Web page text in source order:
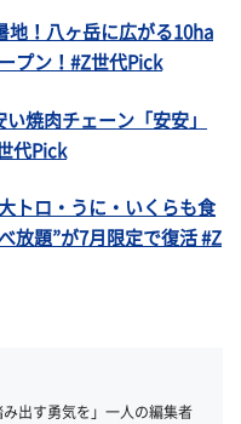
！八ヶ岳に広がる10ha
プン！#Z世代Pick
焼肉チェーン「安安」
代Pick
トロ・うに・いくらも食
放題”が7月限定で復活 #Z
み出す勇気を」一人の編集者